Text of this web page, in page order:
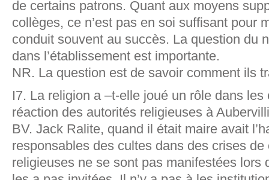
de certains patrons. Quant aux moyens
collèges, ce n’est pas en soi suffisant pour
conduit souvent au succès. La question du
dans l’établissement est importante.
NR. La question est de savoir comment ils
I7. La religion a –t-elle joué un rôle dans
réaction des autorités religieuses à
BV. Jack Ralite, quand il était maire avait
responsables des cultes dans des crises
religieuses ne se sont pas manifestées lors